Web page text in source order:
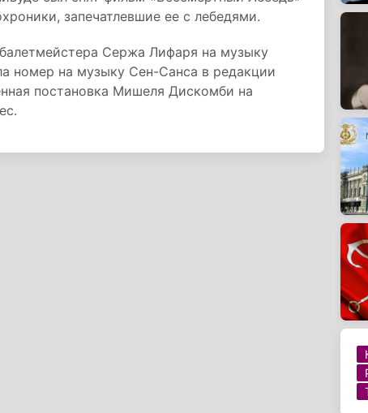
запечатлевшие ее с лебедями.
Сержа Лифаря на музыку
номер на музыку Сен-Санса в редакции
постановка Мишеля Дискомби на